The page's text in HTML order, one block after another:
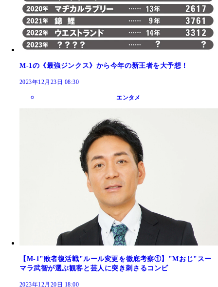
M‐1の《最強ジンクス》から今年の新王者を大予想！
2023年12月23日 08:30
エンタメ
【M-1"敗者復活戦"ルール変更を徹底考察①】"Mおじ"スー
マラ武智が選ぶ観客と芸人に突き刺さるコンビ
2023年12月20日 18:00